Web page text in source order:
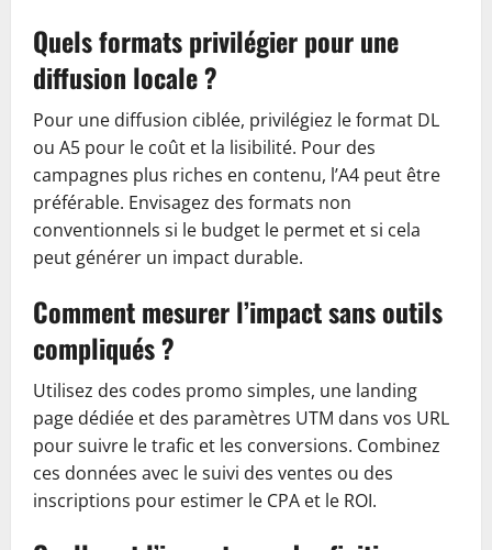
Quels formats privilégier pour une
diffusion locale ?
Pour une diffusion ciblée, privilégiez le format DL
ou A5 pour le coût et la lisibilité. Pour des
campagnes plus riches en contenu, l’A4 peut être
préférable. Envisagez des formats non
conventionnels si le budget le permet et si cela
peut générer un impact durable.
Comment mesurer l’impact sans outils
compliqués ?
Utilisez des codes promo simples, une landing
page dédiée et des paramètres UTM dans vos URL
pour suivre le trafic et les conversions. Combinez
ces données avec le suivi des ventes ou des
inscriptions pour estimer le CPA et le ROI.